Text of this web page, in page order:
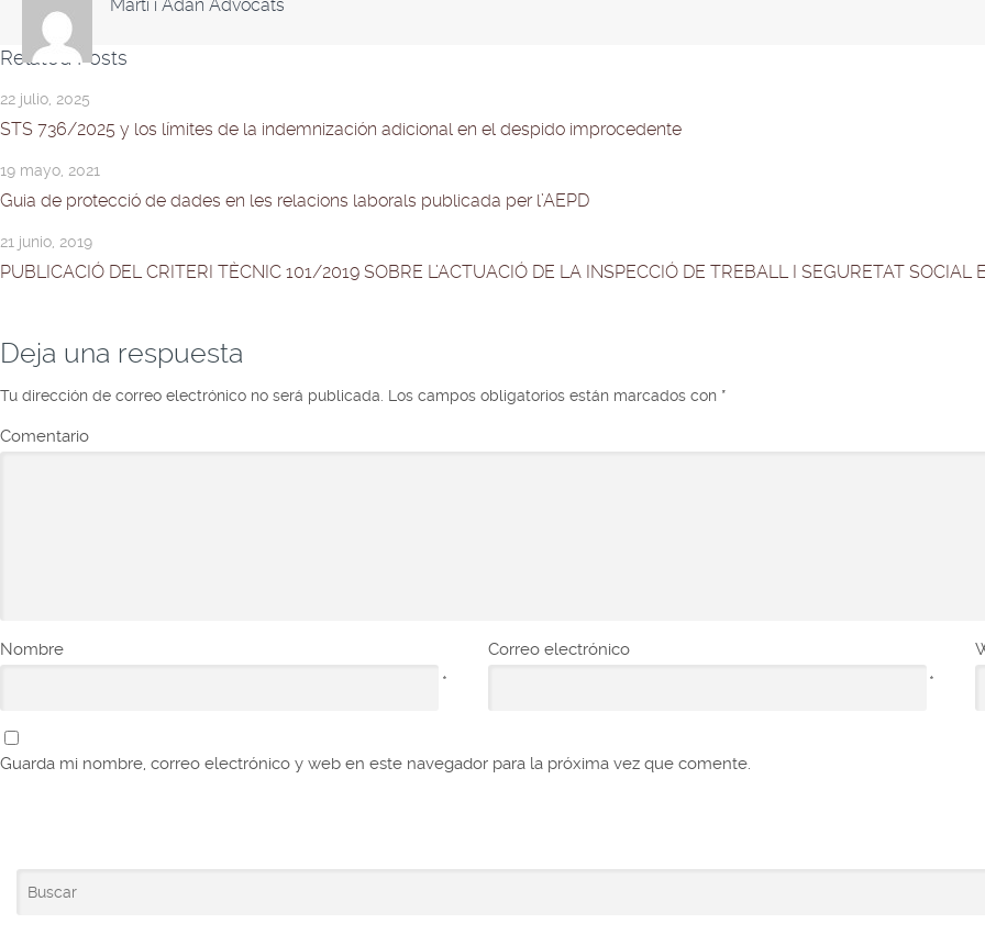
Martí i Adán Advocats
Related Posts
22 julio, 2025
STS 736/2025 y los límites de la indemnización adicional en el despido improcedente
19 mayo, 2021
Guia de protecció de dades en les relacions laborals publicada per l’AEPD
21 junio, 2019
PUBLICACIÓ DEL CRITERI TÈCNIC 101/2019 SOBRE L’ACTUACIÓ DE LA INSPECCIÓ DE TREBALL I SEGURETAT
Deja una respuesta
Tu dirección de correo electrónico no será publicada. Los campos obligatorios están marcados con *
Comentario
Nombre
*
Correo electrónico
*
Guarda mi nombre, correo electrónico y web en este navegador para la próxima vez que comente.